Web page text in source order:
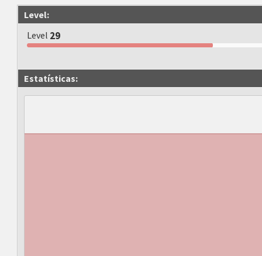
Level:
Level 29
Estatísticas: